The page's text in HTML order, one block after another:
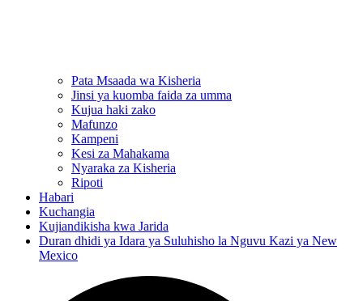
Pata Msaada wa Kisheria
Jinsi ya kuomba faida za umma
Kujua haki zako
Mafunzo
Kampeni
Kesi za Mahakama
Nyaraka za Kisheria
Ripoti
Habari
Kuchangia
Kujiandikisha kwa Jarida
Duran dhidi ya Idara ya Suluhisho la Nguvu Kazi ya New
Mexico